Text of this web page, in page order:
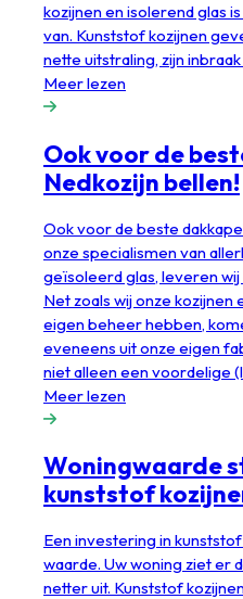
kozijnen en isolerend glas
van. Kunststof kozijnen
nette uitstraling, zijn
Meer lezen
Ook voor de
Nedkozijn bellen!
Ook voor de beste
onze specialismen van
geïsoleerd glas, leveren
Net zoals wij onze
eigen beheer hebben,
eveneens uit onze eigen
niet alleen een voordelige
Meer lezen
Woningwaarde
kunststof
Een investering in
waarde. Uw woning ziet er
netter uit. Kunststof